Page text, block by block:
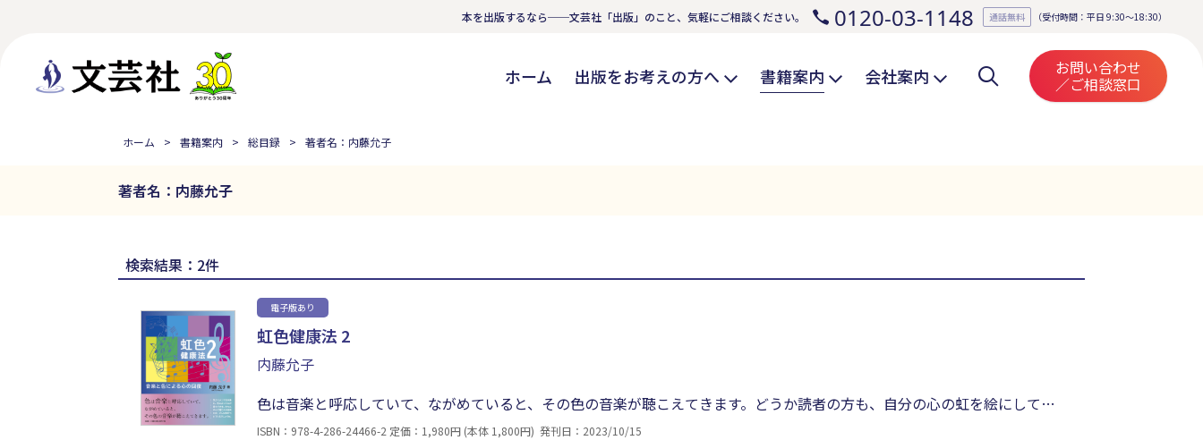
本を出版するなら──文芸社「出版」のこと、気軽にご相談ください。 0120-03-1148 通話無料 （受付時間：平日 9:30～18:30）
ホーム 出版をお考えの方へ 書籍案内 会社案内 お問い合わせ
／ご相談窓口
ホーム 書籍案内 総目録 著者名：内藤允子
著者名：内藤允子
検索結果：2件
電子版あり
虹色健康法 2
内藤允子
色は音楽と呼応していて、ながめていると、その色の音楽が聴こえてきます。どうか読者の方も、自分の心の虹を絵にしてみ
てください。あなたのめざす心がこんなにきれいな色だったのかと驚くことでしょう。音楽から、特有な色が放たれているの
ISBN：978-4-286-24466-2 定価：1,980円 (本体 1,800円) 発刊日：2023/10/15